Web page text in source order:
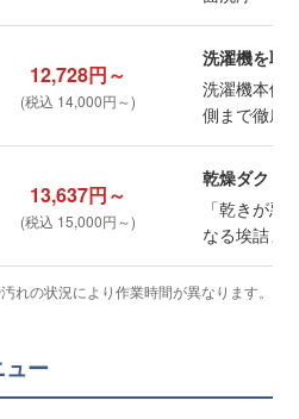
12,728円～
(税込 14,000円～)
洗濯機を取
洗濯機本体
側まで徹底
13,637円～
(税込 15,000円～)
乾燥ダクト
「乾きが悪
なる埃詰ま
れの状況により作業時間が異なります。
ー